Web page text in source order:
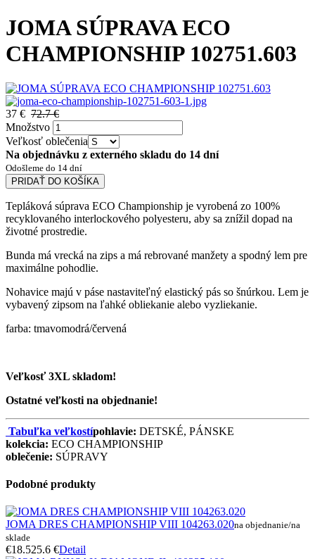
JOMA SÚPRAVA ECO
CHAMPIONSHIP 102751.603
37 € 72.7 €
Množstvo
Veľkosť oblečenia
Na objednávku z externého skladu do 14 dní
Odošleme do 14 dní
PRIDAŤ DO KOŠÍKA
Tepláková súprava ECO Championship je vyrobená zo 100%
recyklovaného interlockového polyesteru, aby sa znížil dopad na
životné prostredie.
Bunda má vrecká na zips a má rebrované manžety a spodný lem pre
maximálne pohodlie.
Nohavice majú v páse nastaviteľný elastický pás so šnúrkou. Lem je
vybavený zipsom na ľahké obliekanie alebo vyzliekanie.
farba: tmavomodrá/červená
Veľkosť 3XL skladom!
Ostatné veľkosti na objednanie!
Tabuľka veľkostípohlavie: DETSKÉ, PÁNSKE
kolekcia: ECO CHAMPIONSHIP
oblečenie: SÚPRAVY
Podobné produkty
JOMA DRES CHAMPIONSHIP VIII 104263.020na objednanie/na
sklade
€18.525.6 €Detail